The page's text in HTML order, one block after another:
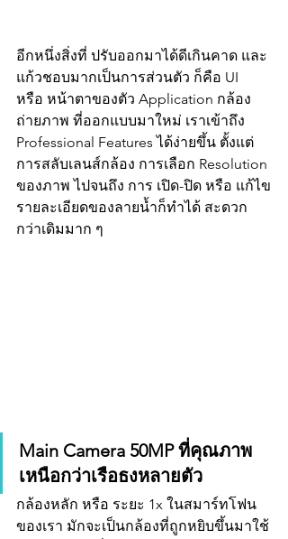
อีกหนึ่งสิ่งที่ ปรับออกมาได้ดีเกินคาด และ
แก้วชอบมากเป็นการส่วนตัว ก็คือ UI
หรือ หน้าตาของตัว Application กล้อง
ถ่ายภาพ ที่ออกแบบมาใหม่ เราเข้าถึง
Professional Features ได้ง่ายขึ้น ตั้งแต่
การสลับเลนส์กล้อง การเลือก Resolution
ของภาพ ไปจนถึง การ เปิด-ปิด หรือ แก้ไข
รายละเอียดของลายน้ำก็ทำได้ สะดวก
กว่าเดิมมาก ๆ
Main Camera 50MP ที่คุณภาพ
เหนือกว่าเรือธงหลายตัว
กล้องหลัก หรือ ระยะ 1x ในสมาร์ทโฟน
ของเรา มักจะเป็นกล้องที่ถูกหยิบขึ้นมาใช้